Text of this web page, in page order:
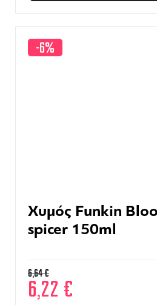
-6%
Χυμός Funkin
spicer 150ml
6,64€
6,22 €